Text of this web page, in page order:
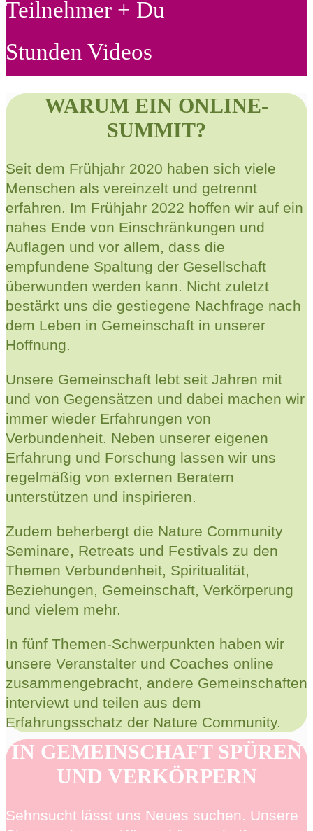
Teilnehmer + Du
Stunden Videos
WARUM EIN ONLINE-
SUMMIT?
Seit dem Frühjahr 2020 haben sich viele
Menschen als vereinzelt und getrennt
erfahren. Im Frühjahr 2022 hoffen wir auf ein
nahes Ende von Einschränkungen und
Auflagen und vor allem, dass die
empfundene Spaltung der Gesellschaft
überwunden werden kann. Nicht zuletzt
bestärkt uns die gestiegene Nachfrage nach
dem Leben in Gemeinschaft in unserer
Hoffnung.
Unsere Gemeinschaft lebt seit Jahren mit
und von Gegensätzen und dabei machen wir
immer wieder Erfahrungen von
Verbundenheit. Neben unserer eigenen
Erfahrung und Forschung lassen wir uns
regelmäßig von externen Beratern
unterstützen und inspirieren.
Zudem beherbergt die Nature Community
Seminare, Retreats und Festivals zu den
Themen Verbundenheit, Spiritualität,
Beziehungen, Gemeinschaft, Verkörperung
und vielem mehr.
In fünf Themen-Schwerpunkten haben wir
unsere Veranstalter und Coaches online
zusammengebracht, andere Gemeinschaften
interviewt und teilen aus dem
Erfahrungsschatz der Nature Community.
IN GEMEINSCHAFT SPÜREN
UND VERKÖRPERN
Sehnsucht lässt uns Neues suchen. Unsere